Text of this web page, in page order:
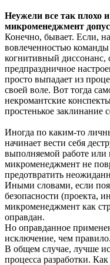
Неужели все так плохо
микроменеджмент
Конечно, бывает. Если,
вовлеченностью
когнитивный диссонанс,
предпраздничное
просто выпадает из
своей воле. Вот тогда
некромантские
простенькое заклинание
Иногда по каким-то
начинает вести себя
выполняемой работе или
микроменеджмент не
предотвратить
Иными словами, если
безопасности (проекта,
микроменеджмент как
оправдан.
Но оправданное
исключение, чем правило.
В общем случае, лучше
процесса разработки. Как